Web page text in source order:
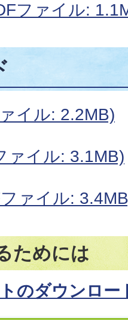
ファイル:
イル: 2.2MB)
ァイル: 3.1MB)
ァイル:
ためには
のダウンロー